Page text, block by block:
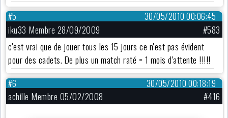
30/05/2010 00:06:45
#5
iku33 Membre 28/09/2009
#583
c'est vrai que de jouer tous les 15 jours ce n'est pas évident
pour des cadets. De plus un match raté = 1 mois d'attente !!!!!
30/05/2010 00:18:19
#6
achille Membre 05/02/2008 #416